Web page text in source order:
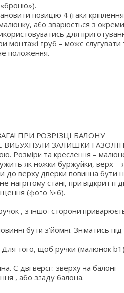
«броню»).
позицію 4 (гаки
або зварюється з
для
труб – може слугувати
положення.
ПРИ РОЗРІЗЦІ БАЛОНУ
ЗАЛИШКИ
Розміри та креслення –
як ножки буржуйки, верх –
до верху дверки повинна бути
стані, при відкритті
(фото №6).
, з іншої сторони
бути з’йомні. Зніматись під
того, щоб ручки (малюнок
Є дві версії: зверху на балоні –
, або ззаду балона.